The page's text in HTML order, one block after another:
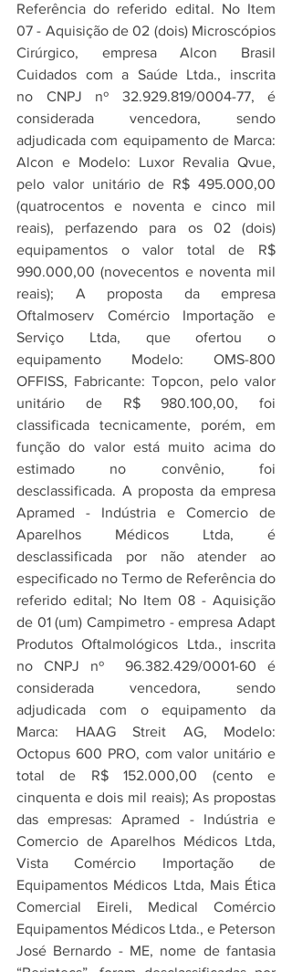
Referência do referido edital. No Item
07 - Aquisição de 02 (dois) Microscópios
Cirúrgico, empresa Alcon Brasil
Cuidados com a Saúde Ltda., inscrita
no
CNPJ nº 32.929.819/0004-77, é
considerada vencedora, sendo
adjudicada com equipamento de Marca:
Alcon e Modelo: Luxor Revalia Qvue,
pelo valor unitário de R$ 495.000,00
(quatrocentos e noventa e cinco mil
reais), perfazendo para os 02 (dois)
equipamentos o valor total de R$
990.000,00 (novecentos e noventa mil
reais); A proposta da empresa
Oftalmoserv Comércio Importação e
Serviço Ltda, que ofertou o
equipamento Modelo: OMS-800
OFFISS, Fabricante: Topcon, pelo valor
unitário de R$ 980.100,00, foi
classificada tecnicamente, porém, em
função do valor está muito acima do
estimado no convênio, foi
desclassificada. A proposta da empresa
Apramed - Indústria e Comercio de
Aparelhos Médicos Ltda, é
desclassificada por não atender ao
especificado no Termo de Referência do
referido edital; No Item 08 - Aquisição
de 01 (um) Campimetro - empresa Adapt
Produtos Oftalmológicos Ltda., inscrita
no CNPJ nº  96.382.429/0001-60 é
considerada vencedora, sendo
adjudicada com o equipamento da
Marca: HAAG Streit AG, Modelo:
Octopus 600 PRO, com valor unitário e
total de R$ 152.000,00 (cento e
cinquenta e dois mil reais); As propostas
das empresas: Apramed - Indústria e
Comercio de Aparelhos Médicos Ltda,
Vista Comércio Importação de
Equipamentos Médicos Ltda, Mais Ética
Comercial Eireli, Medical Comércio
Equipamentos Médicos Ltda., e Peterson
José Bernardo - ME, nome de fantasia